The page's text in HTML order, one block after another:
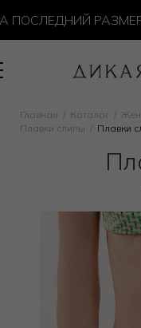
РАЗМЕР•
Главная Каталог
Плавки слипы
Плавки